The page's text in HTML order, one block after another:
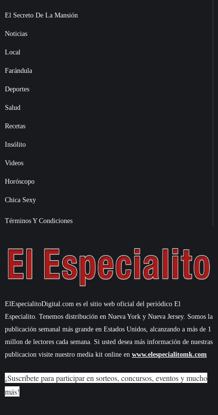
El Secreto De La Mansión
Noticias
Local
Farándula
Deportes
Salud
Recetas
Insólito
Videos
Horóscopo
Chica Sexy
Términos Y Condiciones
ElEspecialitoDigital.com es el sitio web oficial del periódico El
Especialito. Tenemos distribución en Nueva York y Nueva Jersey. Somos la
publicación semanal más grande en Estados Unidos, alcanzando a más de 1
millon de lectores cada semana. Si usted desea más información de nuestras
publicacion visite nuestro media kit online en www.elespecialitomk.com
¡Suscríbete para participar en sorteos, concursos, eventos y mucho
más!